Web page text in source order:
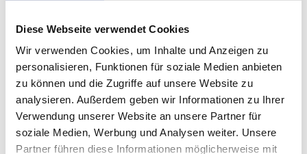
Diese Webseite verwendet Cookies
Wir verwenden Cookies, um Inhalte und Anzeigen zu
personalisieren, Funktionen für soziale Medien anbieten
zu können und die Zugriffe auf unsere Website zu
analysieren. Außerdem geben wir Informationen zu Ihrer
Verwendung unserer Website an unsere Partner für
soziale Medien, Werbung und Analysen weiter. Unsere
Partner führen diese Informationen möglicherweise mit
Behandlungsangebote für
Erkrankungen von Haut und
Nerven